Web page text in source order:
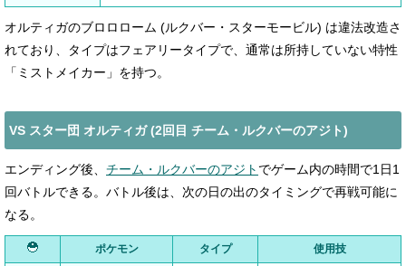
オルティガのブロロローム (ルクバー・スターモービル) は違法改造さ
れており、タイプはフェアリータイプで、通常は所持していない特性
「ミストメイカー」を持つ。
VS スター団 オルティガ (2回目 チーム・ルクバーのアジト)
エンディング後、 チーム・ルクバーのアジト でゲーム内の時間で1日1
回バトルできる。バトル後は、次の日の出のタイミングで再戦可能に
なる。
ポケモン タイプ 使用技